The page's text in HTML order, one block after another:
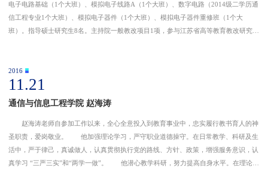
电子电路基础（1个大班）、模拟电子线路A（1个大班）、数字电路（2014级二学历通
信工程专业1个大班）、模拟电子器件（1个大班）、模拟电子器件重修班（1个大
班）。指导硕士研究生8名。主持院一般教改项目1项，参与江苏省高等教育教改研究课
2016
11.21
通信与信息工程学院 赵海涛
赵海涛老师自参加工作以来，全心全意投入到教育事业中，忠实履行教书育人的神
圣职责，爱岗敬业。 他加强理论学习，严守职业道德操守。在日常教学、科研及生
活中，严于律己，真诚做人，认真贯彻执行党的路线、方针、政策，增强服务意识，认
真学习 “三严三实”和“两学一做”。 他潜心教学科研，努力提高自身水平。在理论教